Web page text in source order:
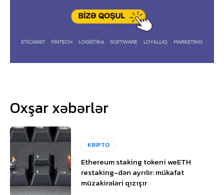
Oxşar xəbərlər
KRİPTO
Ethereum staking tokeni weETH
restaking-dən ayrılır: mükafat
müzakirələri qızışır